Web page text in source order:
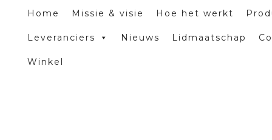
Home Missie & visie Hoe het werkt
Leveranciers Nieuws Lidmaatschap
Winkel